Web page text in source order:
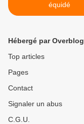
équidé
Hébergé par Overblog
Top articles
Pages
Contact
Signaler un abus
C.G.U.